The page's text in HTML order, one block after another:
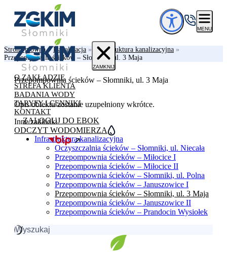
Przejdź do treści
MENU
ZAMKNIJ
O ZAKŁADZIE
STREFA KLIENTA
BADANIA WODY
TARYFY I CENNIKI
KONTAKT
ZALOGUJ DO EBOK
ODCZYT WODOMIERZA
Strona główna»Kanalizacja » Infrastruktura kanalizacyjna »
Przepompownia ścieków – Słomniki, ul. 3 Maja
Przepompownia ścieków – Słomniki, ul. 3 Maja
Opis obiektu zostanie uzupełniony wkrótce.
Inne zakładki
Infrastruktura kanalizacyjna
Oczyszczalnia ścieków – Słomniki, ul. Niecała
Przepompownia ścieków – Miłocice I
Przepompownia ścieków – Miłocice II
Przepompownia ścieków – Słomniki, ul. Polna
Przepompownia ścieków – Januszowice I
Przepompownia ścieków – Słomniki, ul. 3 Maja
Przepompownia ścieków – Januszowice II
Przepompownia ścieków – Prandocin Wysiołek
Szukaj: